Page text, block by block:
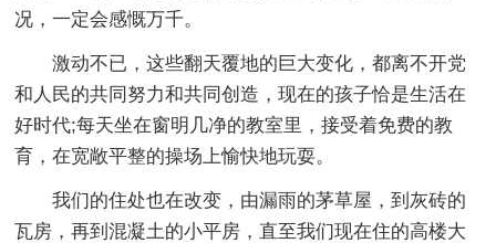
况，一定会感慨万千。
激动不已，这些翻天覆地的巨大变化，都离不开党
和人民的共同努力和共同创造，现在的孩子恰是生活在
好时代;每天坐在窗明几净的教室里，接受着免费的教
育，在宽敞平整的操场上愉快地玩耍。
我们的住处也在改变，由漏雨的茅草屋，到灰砖的
瓦房，再到混凝土的小平房，直至我们现在住的高楼大